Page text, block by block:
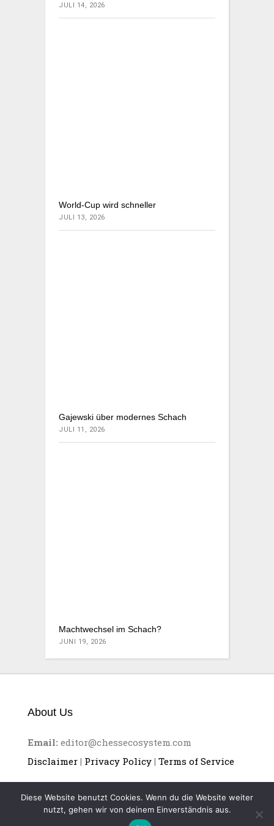
JULI 14, 2026
World-Cup wird schneller
JULI 13, 2026
Gajewski über modernes Schach
JULI 11, 2026
Machtwechsel im Schach?
JUNI 19, 2026
About Us
Email: editor@chessecosystem.com
Disclaimer | Privacy Policy | Terms of Service
Diese Website benutzt Cookies. Wenn du die Website weiter
nutzt, gehen wir von deinem Einverständnis aus.